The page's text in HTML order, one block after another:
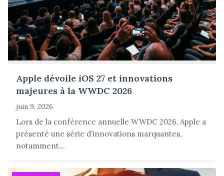
Apple dévoile iOS 27 et innovations
majeures à la WWDC 2026
juin 9, 2026
Lors de la conférence annuelle WWDC 2026, Apple a
présenté une série d’innovations marquantes,
notamment...